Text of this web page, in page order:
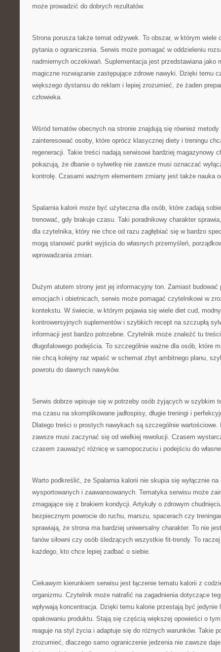
może prowadzić do dobrych rezultatów.
Strona porusza także temat odżywek. To obszar, w którym wiele
pytania o ograniczenia. Serwis może pomagać w oddzieleniu
nadmiernych oczekiwań. Suplementacja jest przedstawiana jako
magiczne rozwiązanie zastępujące zdrowe nawyki. Dzięki temu
większego dystansu do reklam i lepiej zrozumieć, że żaden
człowieka.
Wśród tematów obecnych na stronie znajdują się również
zainteresować osoby, które oprócz klasycznej diety i treningu
regeneracji. Takie treści nadają serwisowi bardziej magazynowy
pokazują, że dbanie o sylwetkę nie zawsze musi oznaczać
kontrolę. Czasami ważnym elementem zmiany jest także nauka
Spalarnia kalorii może być użyteczna dla osób, które zadają
trenować, gdy brakuje czasu. Taki poradnikowy charakter
dla czytelnika, który nie chce od razu zagłębiać się w bardzo
mogą stanowić punkt wyjścia do własnych przemyśleń,
wprowadzania zmian.
Dużym atutem strony jest jej informacyjny ton. Zamiast budować
emocjach i obietnicach, serwis może pomagać czytelnikowi w
kontekstu. W świecie, w którym pojawia się wiele diet cud,
kontrowersyjnych suplementów i szybkich recept na szczupłą
informacji jest bardzo potrzebne. Czytelnik może znaleźć tu
długofalowego podejścia. To szczególnie ważne dla osób, które
nie chcą kolejny raz wpaść w schemat zbyt ambitnego planu,
powrotu do dawnych nawyków.
Serwis dobrze wpisuje się w potrzeby osób żyjących w szybkim
ma czasu na skomplikowane jadłospisy, długie treningi i
Dlatego treści o prostych nawykach są szczególnie
zawsze musi zaczynać się od wielkiej rewolucji. Czasem
czasem zauważyć różnicę w samopoczuciu i podejściu do
Warto podkreślić, że Spalarnia kalorii nie skupia się wyłącznie na
wysportowanych i zaawansowanych. Tematyka serwisu może
zmagające się z brakiem kondycji. Artykuły o zdrowym
bezpiecznym powrocie do ruchu, marszu, spacerach czy
sprawiają, że strona ma bardziej uniwersalny charakter. To nie
fanów siłowni czy osób śledzących wszystkie fit-trendy. To
każdego, kto chce lepiej zadbać o siebie.
Ciekawym kierunkiem serwisu jest łączenie tematu kalorii z
organizmu. Czytelnik może natrafić na zagadnienia dotyczące
wpływają koncentracja. Dzięki temu kalorie przestają być jedynie
opakowaniu produktu. Stają się częścią większej opowieści o
reaguje na styl życia i adaptuje się do różnych warunków. Takie
zrozumieć, dlaczego samo ograniczenie jedzenia nie zawsze